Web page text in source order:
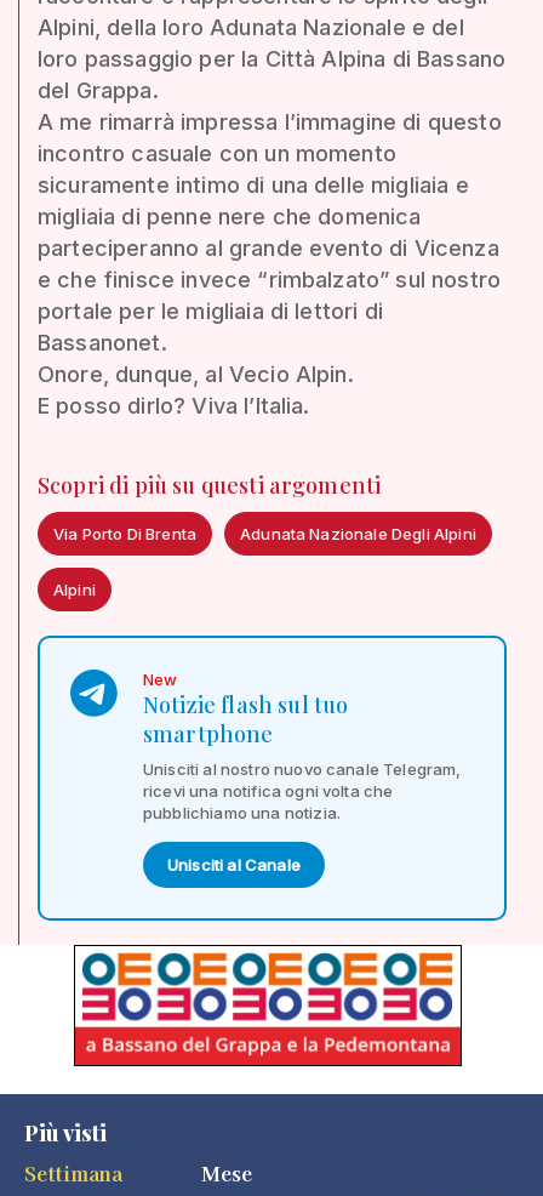
Alpini, della loro Adunata Nazionale e del
loro passaggio per la Città Alpina di Bassano
del Grappa.
A me rimarrà impressa l’immagine di questo
incontro casuale con un momento
sicuramente intimo di una delle migliaia e
migliaia di penne nere che domenica
parteciperanno al grande evento di Vicenza
e che finisce invece “rimbalzato” sul nostro
portale per le migliaia di lettori di
Bassanonet.
Onore, dunque, al Vecio Alpin.
E posso dirlo? Viva l’Italia.
Scopri di più su questi argomenti
Via Porto Di Brenta Adunata Nazionale Degli Alpini
Alpini
New
Notizie flash sul tuo
smartphone
Unisciti al nostro nuovo canale Telegram,
ricevi una notifica ogni volta che
pubblichiamo una notizia.
Unisciti al Canale
Più visti
Settimana
Mese